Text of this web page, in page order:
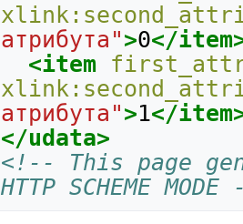
атрибута">0</
<item
атрибута">1</
</udata>
<!-- This page
HTTP SCHEME